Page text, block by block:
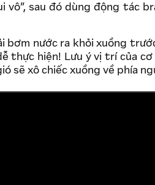
vô”, sau đó dùng động tác
bơm nước ra khỏi xuồng
thực hiện! Lưu ý vị trí của
sẽ xô chiếc xuồng về phía